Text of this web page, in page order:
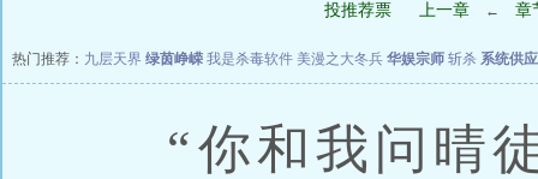
投推荐票 上一章 ← 章
热门推荐： 九层天界 绿茵峥嵘 我是杀毒软件 美漫之大冬兵 华娱宗师 斩杀 系统供
“你和我问晴